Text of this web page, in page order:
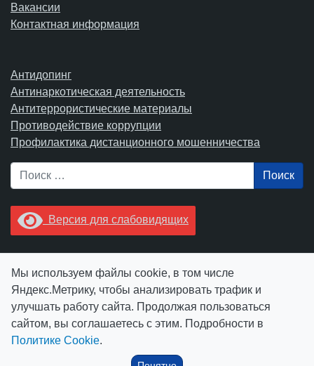
Вакансии
Контактная информация
Антидопинг
Антинаркотическая деятельность
Антитеррористические материалы
Противодействие коррупции
Профилактика дистанционного мошенничества
Поиск
Версия для слабовидящих
Ctrl+Enter.
© АУ "ЮграМегаСпорт" 2026
Мы используем файлы cookie, в том числе
Яндекс.Метрику, чтобы анализировать трафик и
улучшать работу сайта. Продолжая пользоваться
сайтом, вы соглашаетесь с этим. Подробности в
Политике Cookie.